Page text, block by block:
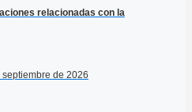
relacionadas con la
de 2026